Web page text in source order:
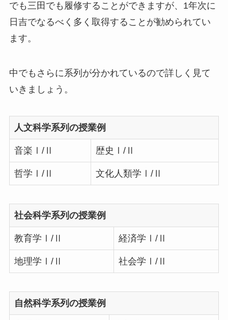
でも三田でも履修することができますが、1年次に
日吉でなるべく多く取得することが勧められてい
ます。
中でもさらに系列が分かれているので詳しく見て
いきましょう。
人文科学系列の授業例
音楽Ⅰ/Ⅱ 歴史Ⅰ/Ⅱ
哲学Ⅰ/Ⅱ 文化人類学Ⅰ/Ⅱ
社会科学系列の授業例
教育学Ⅰ/Ⅱ 経済学Ⅰ/Ⅱ
地理学Ⅰ/Ⅱ 社会学Ⅰ/Ⅱ
自然科学系列の授業例